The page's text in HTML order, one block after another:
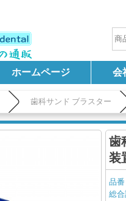
ホームページ 会
歯科サンド ブラスター
歯
装
品
総